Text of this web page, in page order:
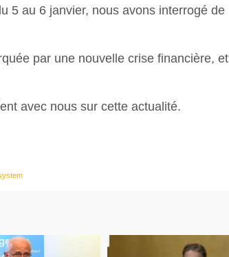
5 au 6 janvier, nous avons interrogé de
par une nouvelle crise financière, et
avec nous sur cette actualité.